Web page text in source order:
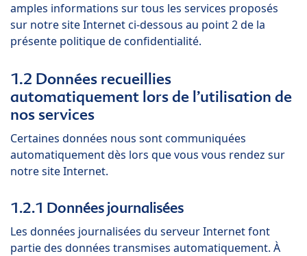
amples informations sur tous les services proposés
sur notre site Internet ci-dessous au point 2 de la
présente politique de confidentialité.
1.2 Données recueillies
automatiquement lors de l’utilisation de
nos services
Certaines données nous sont communiquées
automatiquement dès lors que vous vous rendez sur
notre site Internet.
1.2.1 Données journalisées
Les données journalisées du serveur Internet font
partie des données transmises automatiquement. À